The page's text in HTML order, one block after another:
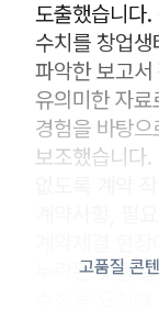
도출했습니다
수치를 창업
파악한 보고
유의미한 자
경험을 바탕
보조했습니다.
누락된 것을
고품질 콘